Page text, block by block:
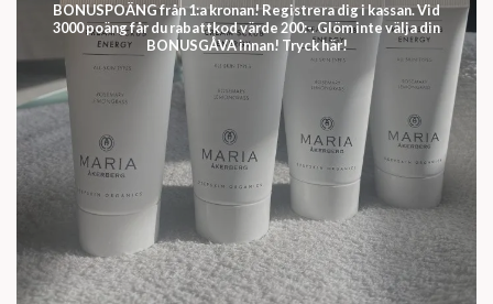
BONUSPOÄNG från 1:a kronan! Registrera dig i kassan. Vid
3000 poäng får du rabattkod värde 200:-. Glöm inte välja din
BONUSGÅVA innan! Tryck här!